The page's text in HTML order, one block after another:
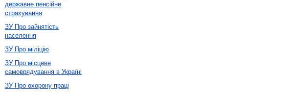
державне пенсійне
страхування
ЗУ Про зайнятість
населення
ЗУ Про міліцію
ЗУ Про місцеве
самоврядування в Україні
ЗУ Про охорону праці